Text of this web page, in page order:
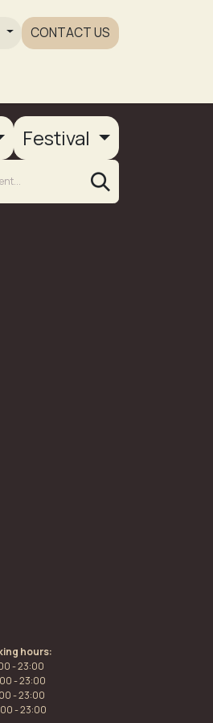
CONTACT US
Festival
hours:
- 23:00
- 23:00
- 23:00
- 23:00